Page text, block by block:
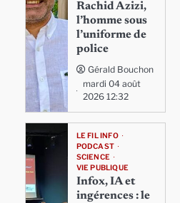
Rachid Azizi,
l’homme sous
l’uniforme de
police
Gérald Bouchon
mardi 04 août
2026 12:32
LE FIL INFO
PODCAST
SCIENCE
VIE PUBLIQUE
Infox, IA et
ingérences : le